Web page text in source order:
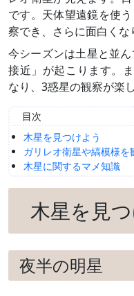
です。天体望遠鏡を使
察でき、さらに面白くな
今シーズンは土星と並
接近」が起こります。
なり、3惑星の観察が楽
目次
木星を見つけよう
ガリレオ衛星や縞模様を
木星に関するマメ知識
木星を見
夜半の明星